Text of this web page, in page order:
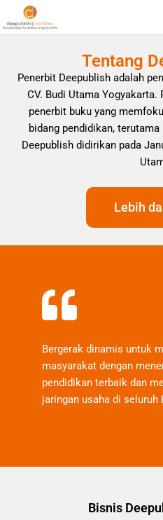
Tentang
Penerbit Deepublish adalah
CV. Budi Utama
penerbit buku yang
bidang pendidikan,
Deepublish didirikan pada
Lebih
Bergerak dinamis untuk
masyarakat dengan
pendidikan terbaik dan
jaringan usaha di seluruh
Bisnis